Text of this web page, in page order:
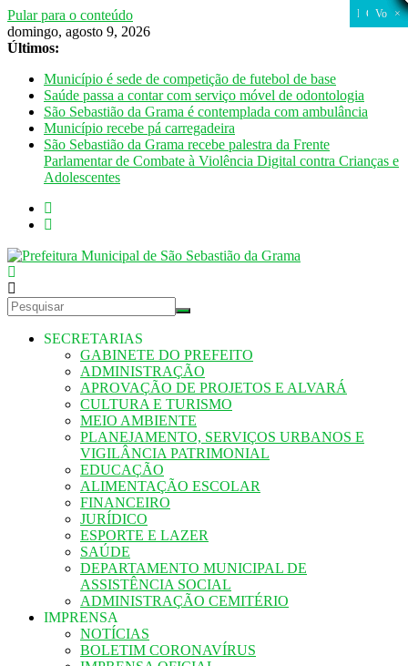
Pular para o conteúdo
domingo, agosto 9, 2026
Últimos:
Município é sede de competição de futebol de base
Saúde passa a contar com serviço móvel de odontologia
São Sebastião da Grama é contemplada com ambulância
Município recebe pá carregadeira
São Sebastião da Grama recebe palestra da Frente
Parlamentar de Combate à Violência Digital contra Crianças e
Adolescentes
SECRETARIAS
GABINETE DO PREFEITO
ADMINISTRAÇÃO
APROVAÇÃO DE PROJETOS E ALVARÁ
CULTURA E TURISMO
MEIO AMBIENTE
PLANEJAMENTO, SERVIÇOS URBANOS E
VIGILÂNCIA PATRIMONIAL
EDUCAÇÃO
ALIMENTAÇÃO ESCOLAR
FINANCEIRO
JURÍDICO
ESPORTE E LAZER
SAÚDE
DEPARTAMENTO MUNICIPAL DE
ASSISTÊNCIA SOCIAL
ADMINISTRAÇÃO CEMITÉRIO
IMPRENSA
NOTÍCIAS
BOLETIM CORONAVÍRUS
Fechar
Fechar
Fechar
CLOSE
CLOSE
CLOSE
CLOSE
CLOSE
CLOSE
CLOSE
CLOSE
FECHAR
CLOSE
CLOSE
Fechar
Fechar
CLOSE
FECHAR
CLOSE
CLOSE
CLOSE
CLOSE
CLOSE
CLOSE
CLOSE
Voltar
×
×